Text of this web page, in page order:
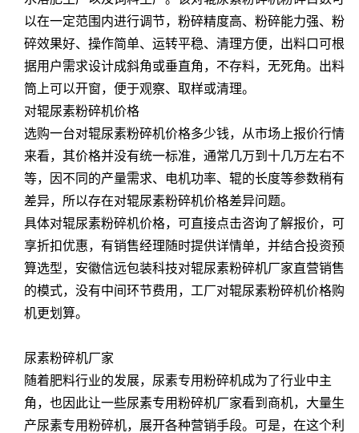
以在一定范围内进行调节，粉碎精度高、粉碎能力强、粉
碎效果好、操作简单、运转平稳、清理方便，出料口可根
据用户需求设计成斜角或垂直角，不存料，无死角。出料
筒上可以开窗，便于观察、取样或清理。
对辊尿素粉碎机价格
选购一台对辊尿素粉碎机价格多少钱，从市场上报价行情
来看，其价格并没有统一标准，通常几万到十几万左右不
等，因不同的产量需求、电机功率、辊的长度等参数稍有
差异，所以存在对辊尿素粉碎机价格差异问题。
具体对辊尿素粉碎机价格，可直接点击咨询了解报价，可
享折扣优惠，有销售经理随时提供详情单，并结合投资预
算选型，安徽信远包装科技对辊尿素粉碎机厂家直营销售
的模式，没有中间环节费用，工厂对辊尿素粉碎机价格购
机更划算。
尿素粉碎机厂家
随着肥料行业的发展，尿素专用粉碎机成为了行业中主
角，也因此让一些尿素专用粉碎机厂家看到商机，大量生
产尿素专用粉碎机，展开各种营销手段。可是，在这个利